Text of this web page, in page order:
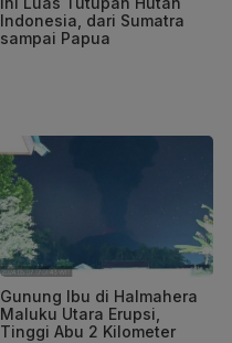
Indonesia, dari Sumatra
sampai Papua
Gunung Ibu di Halmahera
Maluku Utara Erupsi,
Tinggi Abu 2 Kilometer